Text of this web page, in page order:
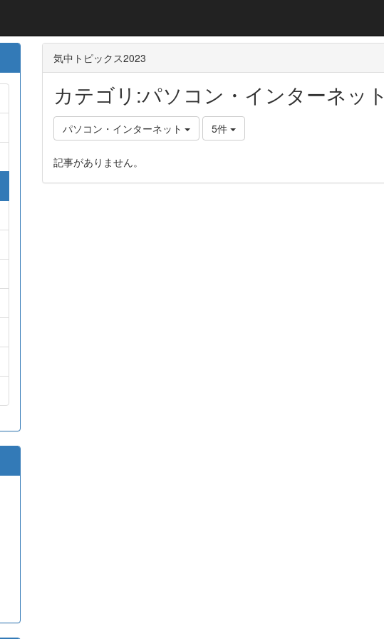
気中トピックス2023
カテゴリ:パソコン・インターネット
パソコン・インターネット 5件
記事がありません。